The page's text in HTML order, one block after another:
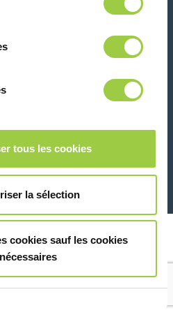
également modifier à
choix dans l'onglet Gérer
Montrer les détails
tous les cookies
la sélection
cookies sauf les cookies
nécessaires
94360 Bry-sur-Marne - 法国
法律信息和隐私声明